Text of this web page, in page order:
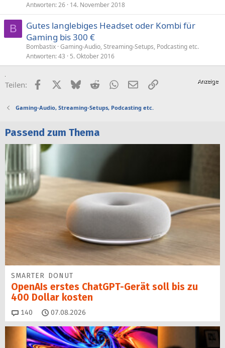
Antworten 26 14. November 2018
B
Gutes langlebiges Headset oder Kombi für
Gaming bis 300 €
Bombastix Gaming-Audio, Streaming-Setups, Podcasting etc.
Antworten 43 5. Oktober 2016
Teilen: FacebookX (Twitter)
BlueskyRedditWhatsApp
E-MailLink
Gaming-Audio, Streaming-Setups, Podcasting etc.
Passend zum Thema
SMARTER DONUT
OpenAIs erstes ChatGPT-Gerät soll bis zu
400 Dollar kosten
140 Kommentare
07.08.2026